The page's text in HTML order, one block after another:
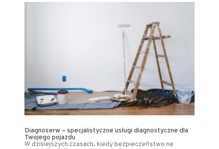
Diagnoserw – specjalistyczne usługi diagnostyczne dla
Twojego pojazdu
W dzisiejszych czasach, kiedy bezpieczeństwo na